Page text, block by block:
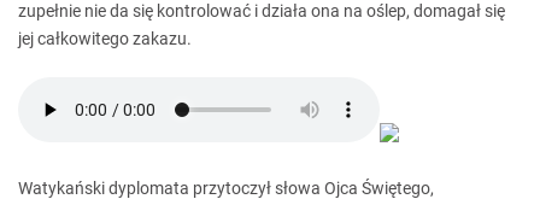
zupełnie nie da się kontrolować i działa ona na oślep, domagał się
jej całkowitego zakazu.
Watykański dyplomata przytoczył słowa Ojca Świętego,